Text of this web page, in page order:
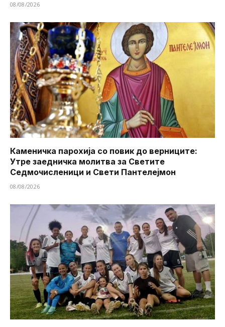
08/08/2026
Каменичка парохија со повик до верниците:
Утре заедничка молитва за Светите
Седмочисленици и Свети Пантелејмон
08/08/2026